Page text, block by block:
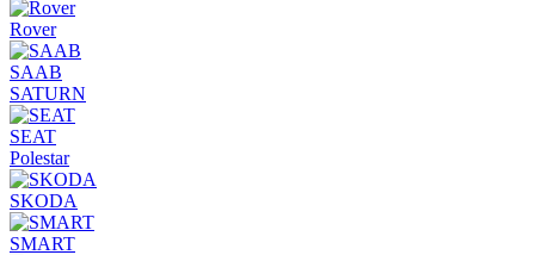
Rover
SAAB
SATURN
SEAT
Polestar
SKODA
SMART